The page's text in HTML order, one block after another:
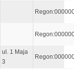
ul. 1 Maja
3